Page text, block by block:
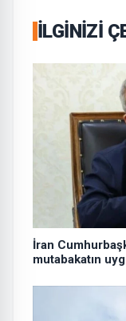
İLGINIZI
İran
mutabakatın